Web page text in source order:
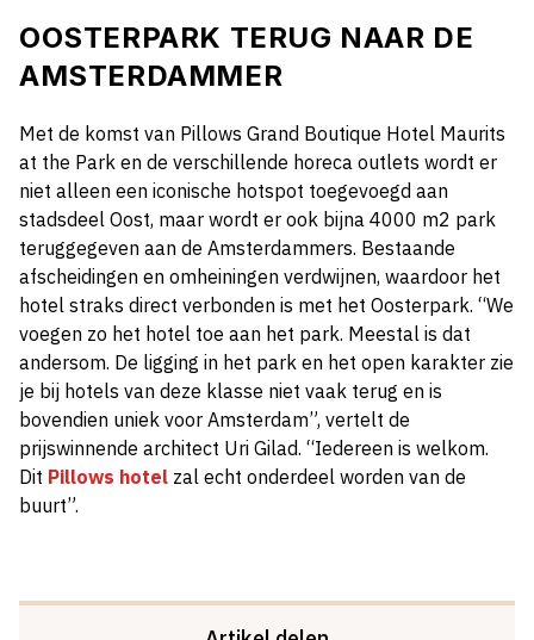
OOSTERPARK TERUG NAAR DE
AMSTERDAMMER
Met de komst van Pillows Grand Boutique Hotel Maurits
at the Park en de verschillende horeca outlets wordt er
niet alleen een iconische hotspot toegevoegd aan
stadsdeel Oost, maar wordt er ook bijna 4000 m2 park
teruggegeven aan de Amsterdammers. Bestaande
afscheidingen en omheiningen verdwijnen, waardoor het
hotel straks direct verbonden is met het Oosterpark. “We
voegen zo het hotel toe aan het park. Meestal is dat
andersom. De ligging in het park en het open karakter zie
je bij hotels van deze klasse niet vaak terug en is
bovendien uniek voor Amsterdam”, vertelt de
prijswinnende architect Uri Gilad. “Iedereen is welkom.
Dit Pillows hotel zal echt onderdeel worden van de
buurt”.